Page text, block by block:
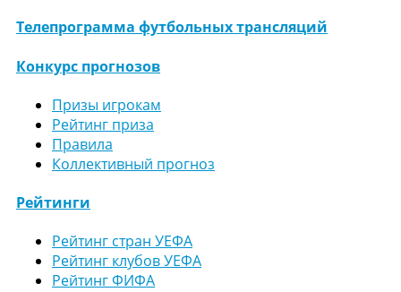
Телепрограмма футбольных трансляций
Конкурс прогнозов
Призы игрокам
Рейтинг приза
Правила
Коллективный прогноз
Рейтинги
Рейтинг стран УЕФА
Рейтинг клубов УЕФА
Рейтинг ФИФА